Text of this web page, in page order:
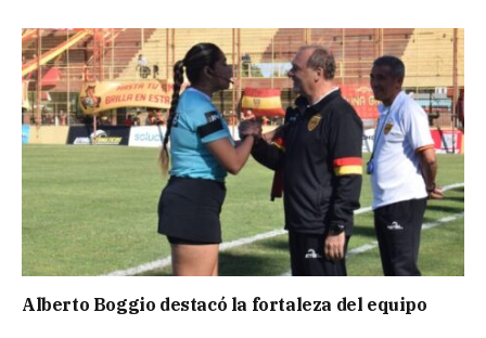
Alberto Boggio destacó la fortaleza del equipo